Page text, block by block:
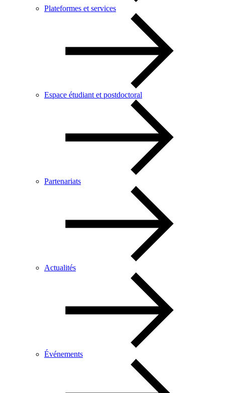
Plateformes et services
Espace étudiant et postdoctoral
Partenariats
Actualités
Événements